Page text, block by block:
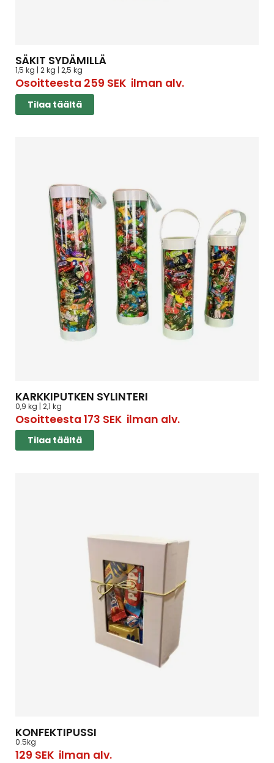
SÄKIT SYDÄMILLÄ
1,5 kg | 2 kg | 2,5 kg
Osoitteesta 259 SEKilman alv.
Tilaa täältä
KARKKIPUTKEN SYLINTERI
0,9 kg | 2,1 kg
Osoitteesta 173 SEKilman alv.
Tilaa täältä
KONFEKTIPUSSI
0.5kg
129 SEKilman alv.